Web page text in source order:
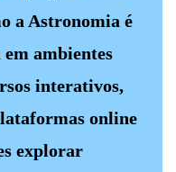
a Astronomia é
em ambientes
interativos,
online
explorar